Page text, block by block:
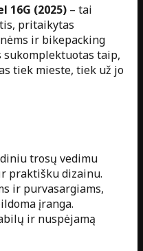
16G (2025) – tai
pritaikytas
ir bikepacking
taip,
tiek mieste, tiek už jo
trosų vedimu
praktišku dizainu.
ir purvasargiams,
įranga.
ir nuspėjamą